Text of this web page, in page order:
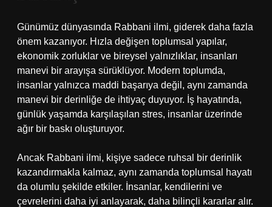
Günümüz dünyasında Rabbani ilmi, giderek daha fazla
önem kazanıyor. Hızla değişen toplumsal yapılar,
ekonomik zorluklar ve bireysel yalnızlıklar, insanları
manevi bir arayışa sürüklüyor. Modern toplumda,
insanlar yalnızca maddi başarıya değil, aynı zamanda
manevi bir derinliğe de ihtiyaç duyuyor. İş hayatında,
günlük yaşamda karşılaşılan stres, insanlar üzerinde
ağır bir baskı oluşturuyor.
Ancak Rabbani ilmi, kişiye sadece ruhsal bir derinlik
kazandırmakla kalmaz, aynı zamanda toplumsal hayatı
da olumlu şekilde etkiler. İnsanlar, kendilerini ve
çevrelerini daha iyi anlayarak, daha bilinçli kararlar alır.